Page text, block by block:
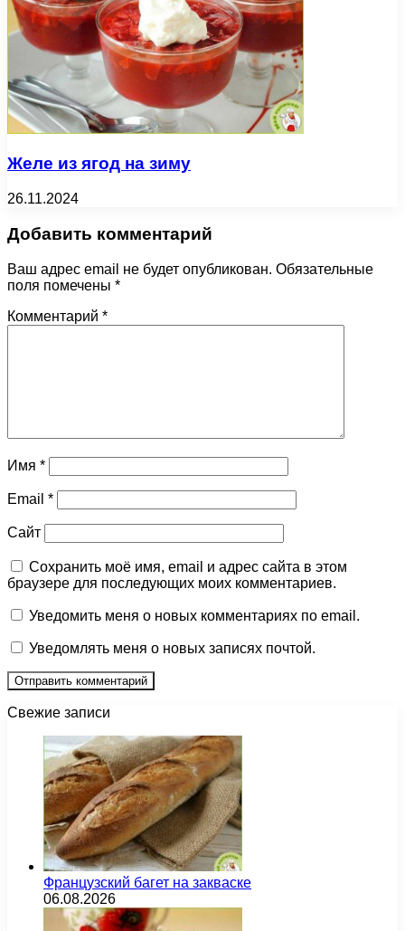
Желе из ягод на зиму
26.11.2024
Добавить комментарий
Ваш адрес email не будет опубликован. Обязательные
поля помечены *
Комментарий *
Имя *
Email *
Сайт
Сохранить моё имя, email и адрес сайта в этом
браузере для последующих моих комментариев.
Уведомить меня о новых комментариях по email.
Уведомлять меня о новых записях почтой.
Свежие записи
Французский багет на закваске
06.08.2026